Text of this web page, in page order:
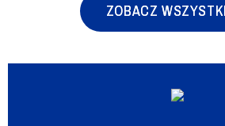
ZOBACZ